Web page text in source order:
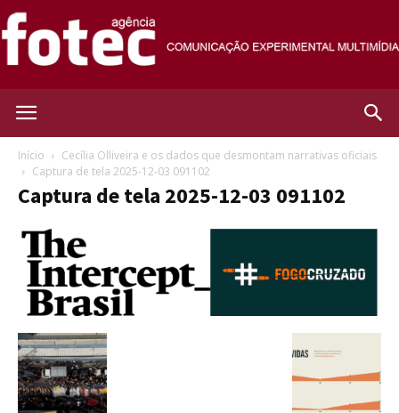
Fotec
Início
Cecília Olliveira e os dados que desmontam narrativas oficiais
Captura de tela 2025-12-03 091102
Captura de tela 2025-12-03 091102